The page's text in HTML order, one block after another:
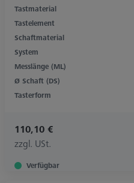
Tastmaterial
Tastelement
Schaftmaterial
System
Messlänge (ML)
Ø Schaft (DS)
Tasterform
110,10 €
zzgl. USt.
Verfügbar